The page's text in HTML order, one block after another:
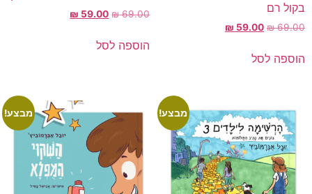
בקול רם
69.00
₪
59.00
₪
הוספה לסל
69.00
₪
59.00
₪
הוספה לסל
מבצע! מבצע!